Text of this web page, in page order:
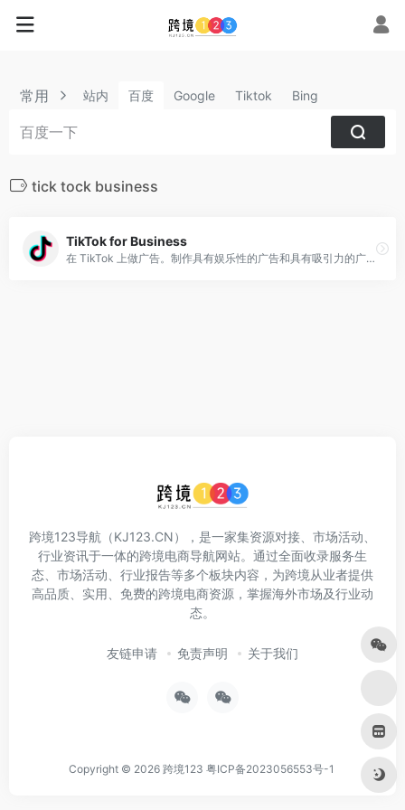
常用 站内 百度 Google Tiktok Bing
tick tock business
TikTok for Business
在 TikTok 上做广告。制作具有娱乐性的广告和具有吸引力的广告系列。大大小小的企业、代理商和创作者都可以取得重大成果。
跨境123导航（KJ123.CN），是一家集资源对接、市场活动、
行业资讯于一体的跨境电商导航网站。通过全面收录服务生
态、市场活动、行业报告等多个板块内容，为跨境从业者提供
高品质、实用、免费的跨境电商资源，掌握海外市场及行业动
态。
友链申请 免责声明 关于我们
Copyright © 2026 跨境123 粤ICP备2023056553号-1